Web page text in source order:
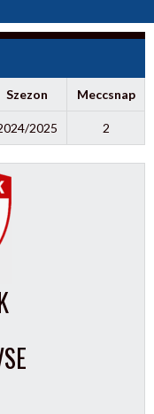
Szezon Meccsnap
2025 2